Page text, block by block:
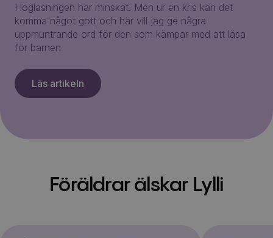
Högläsningen har minskat. Men ur en kris kan det
komma något gott och här vill jag ge några
uppmuntrande ord för den som kämpar med att läsa
för barnen
Läs artikeln
Föräldrar älskar Lylli